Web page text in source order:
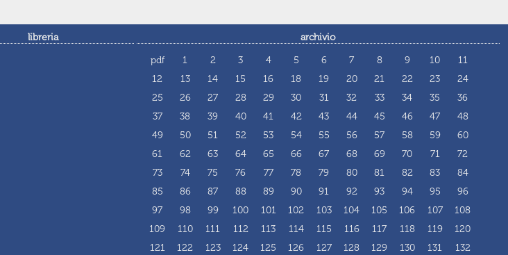
libreria
archivio
pdf
1 2 3 4 5 6 7 8 9 10
11
12
13 14 15 16 18 19 20 21 22 23
24
25
26 27 28 29 30 31 32 33 34 35
36
37
38 39 40 41 42 43 44 45 46 47
48
49
50 51 52 53 54 55 56 57 58 59
60
61
62 63 64 65 66 67 68 69 70 71
72
73
74 75 76 77 78 79 80 81 82 83
84
85
86 87 88 89 90 91 92 93 94 95
96
97
98 99 100 101 102 103 104 105 106 107
108
109
110 111 112 113 114 115 116 117 118 119
120
121
122 123 124 125 126 127 128 129 130 131 132